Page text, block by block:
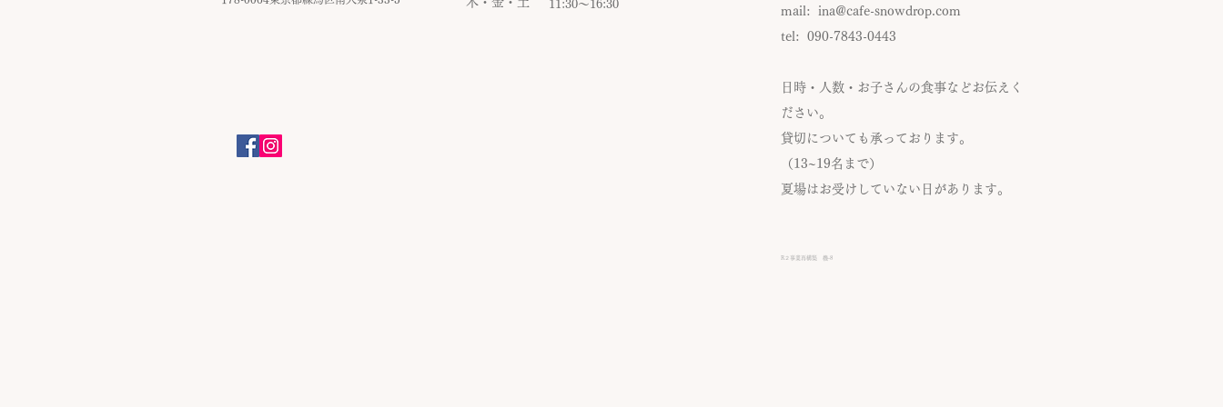
​11:30〜16:30
mail: ina@cafe-snowdrop.com
tel: 090-7843-0443
日時・人数・お子さんの食事など​お伝えく
ださい。
貸切についても承っております。
（13~19名まで）
夏場はお受けしていない日があります。
R２事業再構築 機‐8